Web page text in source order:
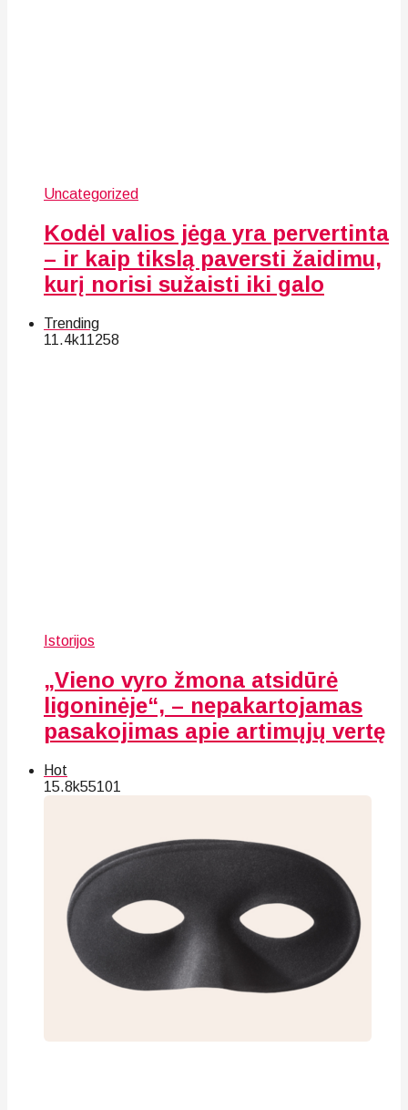
Uncategorized
Kodėl valios jėga yra pervertinta
– ir kaip tikslą paversti žaidimu,
kurį norisi sužaisti iki galo
Trending
11.4k11258
Istorijos
„Vieno vyro žmona atsidūrė
ligoninėje“, – nepakartojamas
pasakojimas apie artimųjų vertę
Hot
15.8k55101